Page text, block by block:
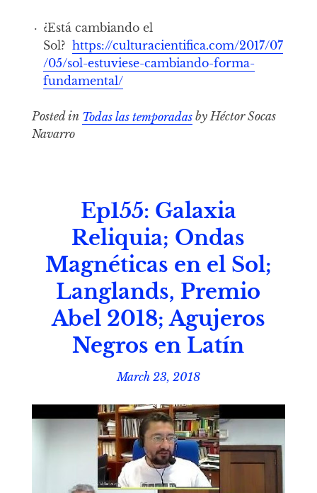
¿Está cambiando el
Sol? https://culturacientifica.com/2017/07
/05/sol-estuviese-cambiando-forma-
fundamental/
Posted in Todas las temporadasby Héctor Socas
Navarro
Ep155: Galaxia
Reliquia; Ondas
Magnéticas en el Sol;
Langlands, Premio
Abel 2018; Agujeros
Negros en Latín
March 23, 2018